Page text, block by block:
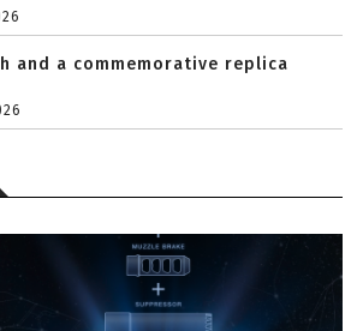
and a commemorative replica